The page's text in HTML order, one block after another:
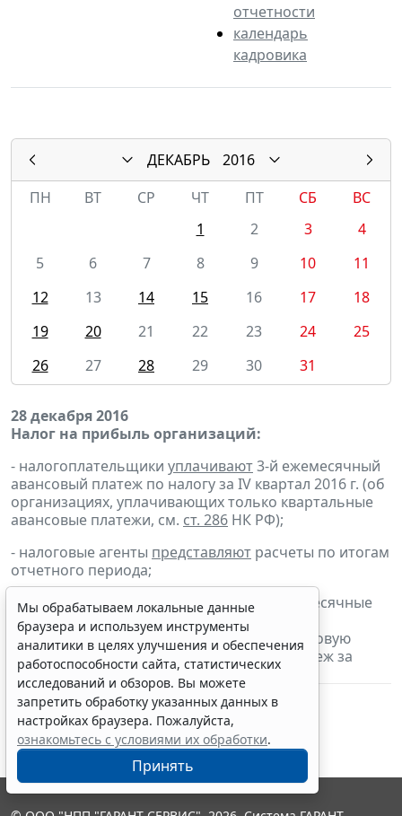
отчетности
календарь
кадровика
ДЕКАБРЬ
2016
ПН
ВТ СР ЧТ ПТ СБ
ВС
1
2 3
4
5
6 7 8 9 10
11
12
13 14 15 16 17
18
19
20 21 22 23 24
25
26
27 28 29 30 31
28 декабря 2016
Налог на прибыль организаций:
- налогоплательщики уплачивают3-й ежемесячный
авансовый платеж по налогу за IV квартал 2016 г. (об
организациях, уплачивающих только квартальные
авансовые платежи, см. ст. 286 НК РФ);
- налоговые агенты представляют расчеты по итогам
отчетного периода;
- налогоплательщики, исчисляющие ежемесячные
авансовые платежи исходя из фактически
полученной прибыли,представляютналоговую
декларациюиуплачиваютавансовый платеж за
ноябрь 2016 г.
Мы обрабатываем локальные данные
браузера и используем инструменты
аналитики в целях улучшения и обеспечения
работоспособности сайта, статистических
исследований и обзоров. Вы можете
запретить обработку указанных данных в
настройках браузера. Пожалуйста,
ознакомьтесь с условиями их обработки.
Принять